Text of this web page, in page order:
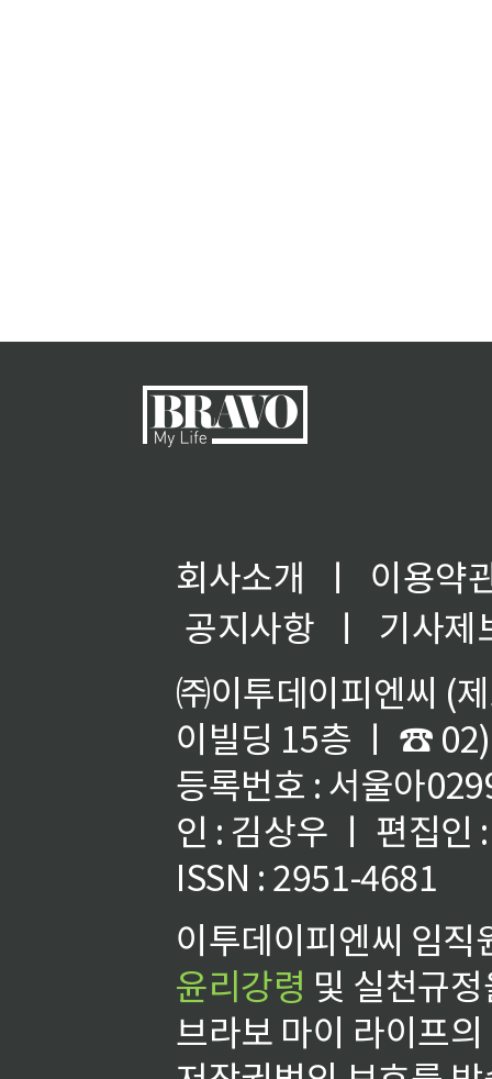
회사소개 ㅣ
이용약
공지사항
ㅣ
기사제
㈜이투데이피엔씨 (
이빌딩 15층 ㅣ ☎
등록번호 : 서울아
인 : 김상우 ㅣ 편집인
ISSN : 2951-4681
이투데이피엔씨 임
윤리강령 및 실천규
브라보 마이 라이프